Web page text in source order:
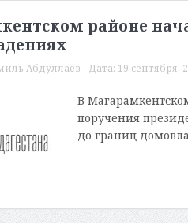
районе
Абдуллаев Дата: 19 сентября,
В
поручения
до границ